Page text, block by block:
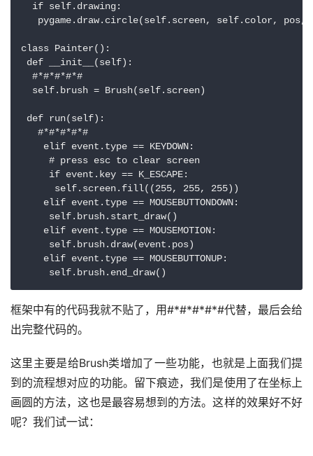
  if self.drawing:
pygame.draw.circle(self.screen, self.color, pos,
class Painter():
def __init__(self):
  #*#*#*#*#
  self.brush = Brush(self.screen)
def run(self):
   #*#*#*#*#
    elif event.type == KEYDOWN:
     # press esc to clear screen
     if event.key == K_ESCAPE:
      self.screen.fill((255, 255, 255))
    elif event.type == MOUSEBUTTONDOWN:
     self.brush.start_draw()
    elif event.type == MOUSEMOTION:
     self.brush.draw(event.pos)
    elif event.type == MOUSEBUTTONUP:
框架中有的代码我就不贴了，用#*#*#*#*#代替，最后会给
出完整代码的。
这里主要是给Brush类增加了一些功能，也就是上面我们提
到的流程想对应的功能。留下痕迹，我们是使用了在坐标上
画圆的方法，这也是最容易想到的方法。这样的效果好不好
呢？我们试一试：